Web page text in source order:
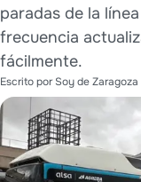
paradas de la
frecuencia
fácilmente.
Escrito porSoy de Zaragoza